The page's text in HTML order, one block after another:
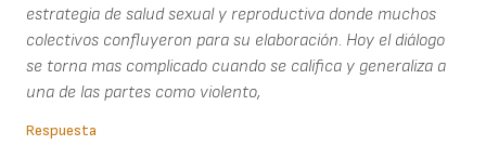
estrategia de salud sexual y reproductiva donde muchos
colectivos confluyeron para su elaboración. Hoy el diálogo
se torna mas complicado cuando se califica y generaliza a
una de las partes como violento,
Respuesta